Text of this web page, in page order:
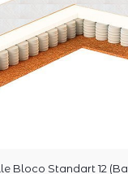
Standart 12